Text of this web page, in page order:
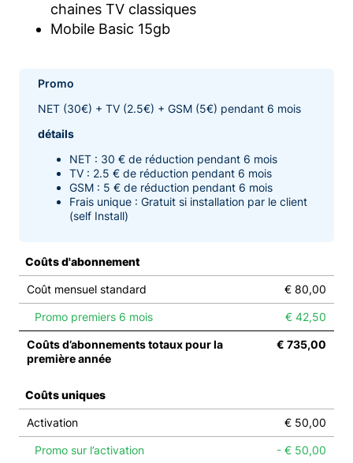
chaines TV classiques
Mobile Basic 15gb
Promo
NET (30€) + TV (2.5€) + GSM (5€) pendant 6 mois
détails
NET : 30 € de réduction pendant 6 mois
TV : 2.5 € de réduction pendant 6 mois
GSM : 5 € de réduction pendant 6 mois
Frais unique : Gratuit si installation par le client
(self Install)
Coûts d'abonnement
Coût mensuel standard € 80,00
Promo premiers 6 mois € 42,50
Coûts d’abonnements totaux pour la
première année
€ 735,00
Coûts uniques
Activation € 50,00
Promo sur l’activation - € 50,00